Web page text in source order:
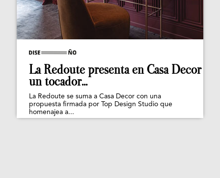
La Redoute presenta en Casa Decor
un tocador...
La Redoute se suma a Casa Decor con una
propuesta firmada por Top Design Studio que
homenajea a...